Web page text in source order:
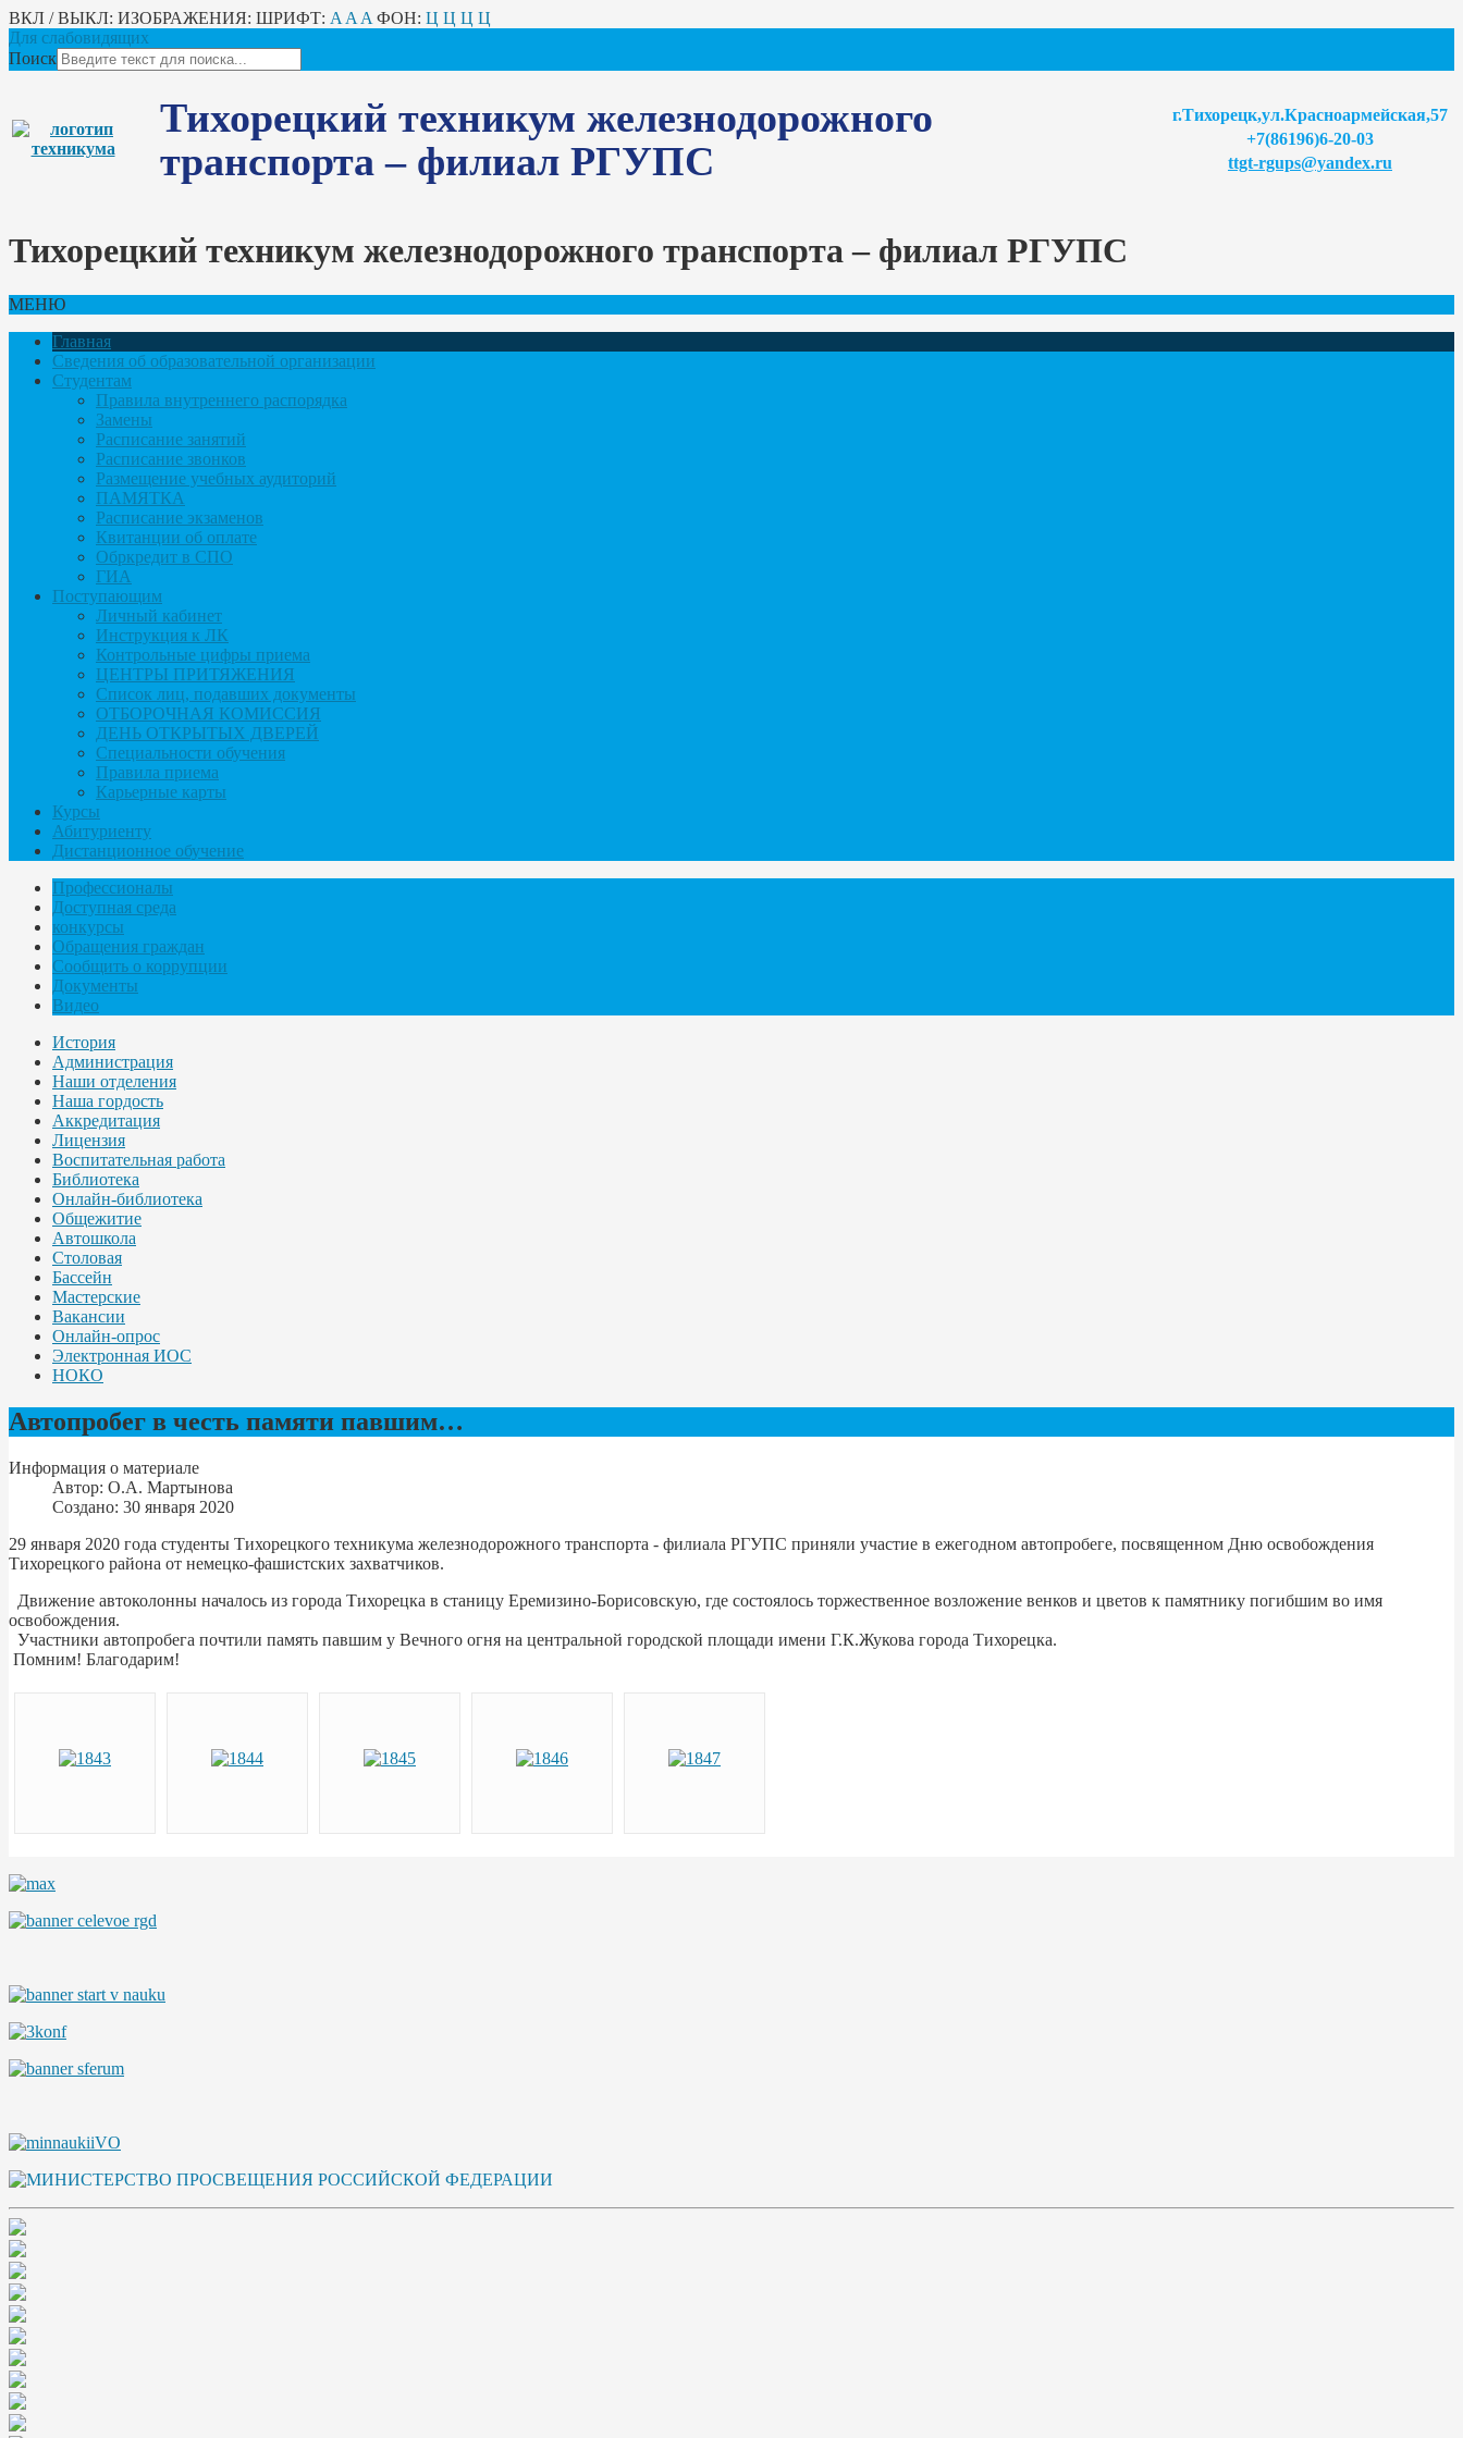
ВКЛ / ВЫКЛ: ИЗОБРАЖЕНИЯ: ШРИФТ: A A A ФОН: Ц Ц Ц Ц
Для слабовидящих
Поиск
Тихорецкий техникум железнодорожного
транспорта – филиал РГУПС
г.Тихорецк,ул.Красноармейская,57
+7(86196)6-20-03
ttgt-rgups@yandex.ru
Тихорецкий техникум железнодорожного транспорта – филиал РГУПС
МЕНЮ
Главная
Сведения об образовательной организации
Студентам
Правила внутреннего распорядка
Замены
Расписание занятий
Расписание звонков
Размещение учебных аудиторий
ПАМЯТКА
Расписание экзаменов
Квитанции об оплате
Обркредит в СПО
ГИА
Поступающим
Личный кабинет
Инструкция к ЛК
Контрольные цифры приема
ЦЕНТРЫ ПРИТЯЖЕНИЯ
Список лиц, подавших документы
ОТБОРОЧНАЯ КОМИССИЯ
ДЕНЬ ОТКРЫТЫХ ДВЕРЕЙ
Специальности обучения
Правила приема
Карьерные карты
Курсы
Абитуриенту
Дистанционное обучение
Профессионалы
Доступная среда
конкурсы
Обращения граждан
Сообщить о коррупции
Документы
Видео
История
Администрация
Наши отделения
Наша гордость
Аккредитация
Лицензия
Воспитательная работа
Библиотека
Онлайн-библиотека
Общежитие
Автошкола
Столовая
Бассейн
Мастерские
Вакансии
Онлайн-опрос
Электронная ИОС
НОКО
Автопробег в честь памяти павшим…
Информация о материале
Автор: О.А. Мартынова
Создано: 30 января 2020
29 января 2020 года студенты Тихорецкого техникума железнодорожного транспорта - филиала РГУПС приняли участие в ежегодном автопробеге, посвященном Дню освобождения
Тихорецкого района от немецко-фашистских захватчиков.
Движение автоколонны началось из города Тихорецка в станицу Еремизино-Борисовскую, где состоялось торжественное возложение венков и цветов к памятнику погибшим во имя
освобождения.
Участники автопробега почтили память павшим у Вечного огня на центральной городской площади имени Г.К.Жукова города Тихорецка.
Помним! Благодарим!